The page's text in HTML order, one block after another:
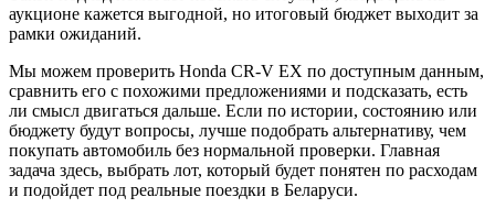
аукционе кажется выгодной, но итоговый бюджет выходит за
рамки ожиданий.
Мы можем проверить Honda CR-V EX по доступным данным,
сравнить его с похожими предложениями и подсказать, есть
ли смысл двигаться дальше. Если по истории, состоянию или
бюджету будут вопросы, лучше подобрать альтернативу, чем
покупать автомобиль без нормальной проверки. Главная
задача здесь, выбрать лот, который будет понятен по расходам
и подойдет под реальные поездки в Беларуси.